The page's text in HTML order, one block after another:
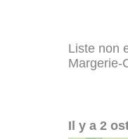
Liste non
Margerie-
Il y a 2